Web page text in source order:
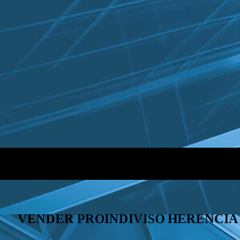
VENDER PROINDIVISO HERENCIA